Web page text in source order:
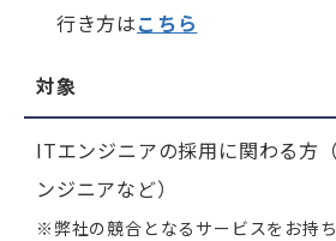
行き方はこちら
対象
ITエンジニアの採用に関わる方
ンジニアなど）
※弊社の競合となるサービスをお持